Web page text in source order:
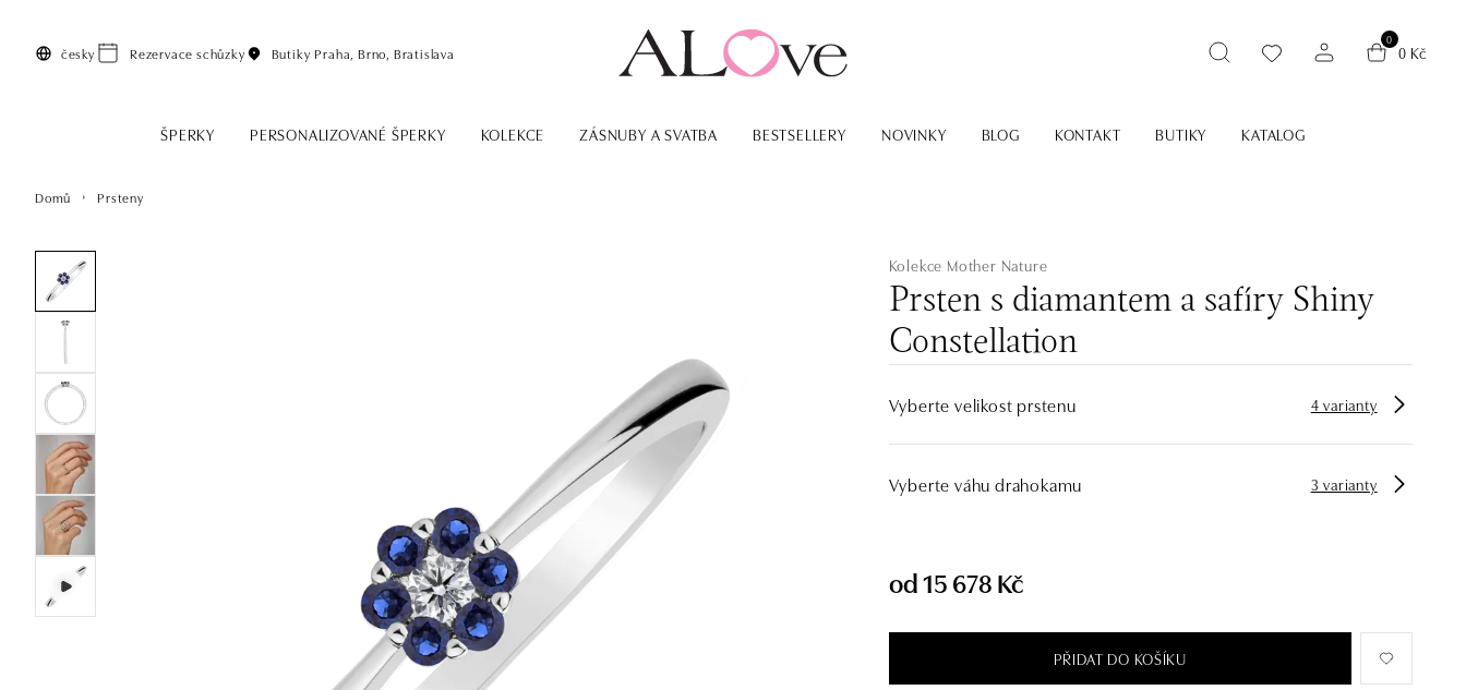
česky Rezervace schůzky Butiky Praha, Brno, Bratislava
0
0 Kč
ŠPERKY PERSONALIZOVANÉ ŠPERKY KOLEKCE ZÁSNUBY A SVATBA BESTSELLERY NOVINKY BLOG KONTAKT BUTIKY KATALOG
Domů Prsteny
Kolekce Mother Nature
Prsten s diamantem a safíry Shiny
Constellation
Vyberte velikost prstenu 4 varianty
Vyberte váhu drahokamu 3 varianty
od 15 678 Kč
PŘIDAT DO KOŠÍKU